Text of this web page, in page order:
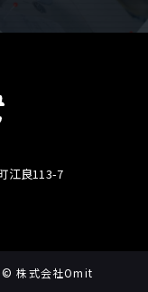
江良113-7
© 株式会社Omit